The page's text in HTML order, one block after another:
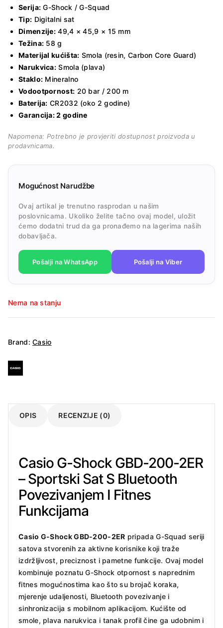
Serija: G-Shock / G-Squad
Tip: Digitalni sat
Dimenzije: 49,4 × 45,9 × 15 mm
Težina: 58 g
Materijal kućišta: Smola (resin, Carbon Core Guard)
Narukvica: Smola (plava)
Staklo: Mineralno
Vodootpornost: 20 bar / 200 m
Baterija: CR2032 (oko 2 godine)
Garancija: 2 godine
Napomena: Potrebno je provjeriti dostupnost proizvoda u
prodavnicama.
Mogućnost Narudžbe
Ovaj artikal je trenutno rasprodan u našim
poslovnicama. Ukoliko želite tačno ovaj model, uložit
ćemo dodatni trud da ga pronađemo na lagerima naših
dobavljača.
Pošalji na WhatsApp Pošalji na Viber
Nema na stanju
Brand:Casio
OPIS RECENZIJE (0)
Casio G-Shock GBD-200-2ER
– Sportski Sat S Bluetooth
Povezivanjem I Fitnes
Funkcijama
Casio G-Shock GBD-200-2ER pripada G-Squad seriji
satova stvorenih za aktivne korisnike koji traže
izdržljivost, preciznost i pametne funkcije. Ovaj model
kombinuje poznatu G-Shock otpornost s naprednim
fitnes mogućnostima kao što su brojač koraka,
mjerenje udaljenosti, Bluetooth povezivanje i
sinhronizacija s mobilnom aplikacijom. Kućište od
smole, plava narukvica i tanak profil čine ga udobnim i